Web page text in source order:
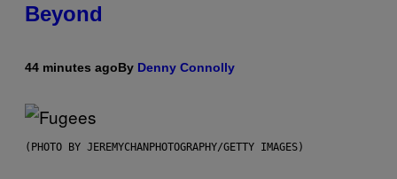
Beyond
44 minutes agoBy Denny Connolly
(PHOTO BY JEREMYCHANPHOTOGRAPHY/GETTY IMAGES)